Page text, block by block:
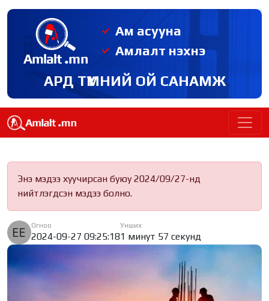
Ам асууна
Амлалт нэхнэ
АРД ТҮМНИЙ ОЙ САНАМЖ
Энэ мэдээ хуучирсан буюу 2024/09/27-нд
нийтлэгдсэн мэдээ болно.
Огноо
2024-09-27 09:25:18
Унших
1 минут 57 секунд